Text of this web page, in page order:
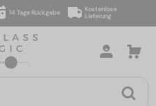
14 Tage Rückgabe
Kostenlose
Lieferung